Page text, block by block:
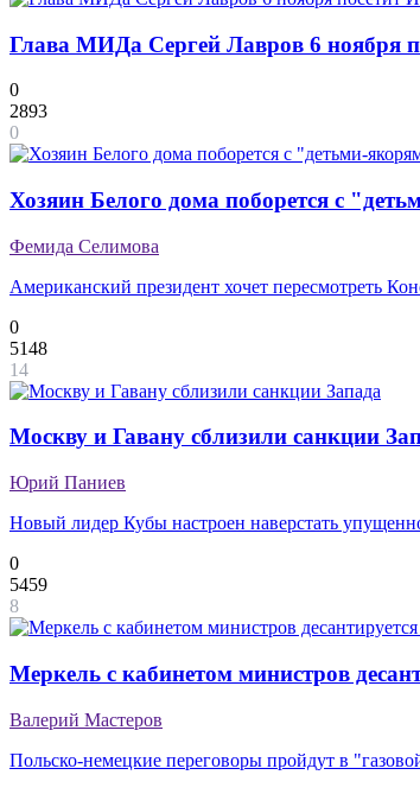
Глава МИДа Сергей Лавров 6 ноября
0
2893
0
Хозяин Белого дома поборется с
Фемида Селимова
Американский президент хочет пересмотреть
0
5148
14
Москву и Гавану сблизили санкции
Юрий Паниев
Новый лидер Кубы настроен наверстать
0
5459
8
Меркель с кабинетом министров
Валерий Мастеров
Польско-немецкие переговоры пройдут в